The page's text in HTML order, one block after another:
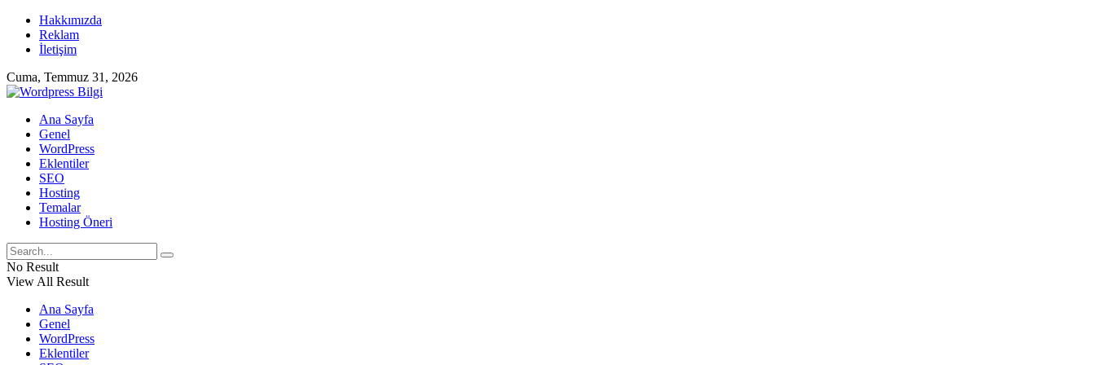
Hakkımızda
Reklam
İletişim
Cuma, Temmuz 31, 2026
Ana Sayfa
Genel
WordPress
Eklentiler
SEO
Hosting
Temalar
Hosting Öneri
No Result
View All Result
Ana Sayfa
Genel
WordPress
Eklentiler